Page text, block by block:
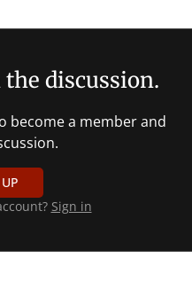
discussion.
become a member and
Sign in